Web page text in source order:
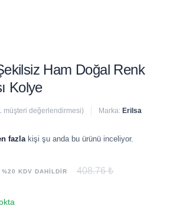
Ham Doğal Renk
Kolye
müşteri değerlendirmesi) Marka: Erilsa
fazla kişi şu anda bu ürünü inceliyor.
%20 KDV DAHİLDİR 408.76 ₺